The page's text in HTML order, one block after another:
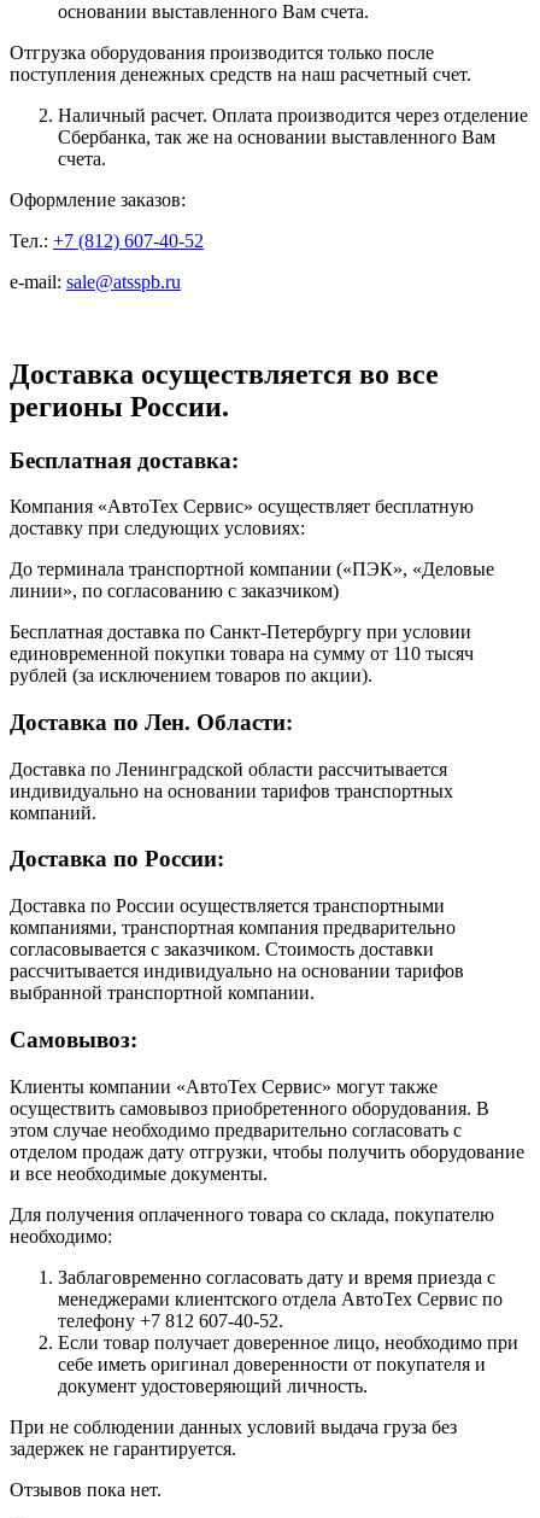
основании выставленного Вам счета.
Отгрузка оборудования производится только после
поступления денежных средств на наш расчетный счет.
Наличный расчет. Оплата производится через отделение
Сбербанка, так же на основании выставленного Вам
счета.
Оформление заказов:
Тел.: +7 (812) 607-40-52
e-mail: sale@atsspb.ru
Доставка осуществляется во все
регионы России.
Бесплатная доставка:
Компания «АвтоТех Сервис» осуществляет бесплатную
доставку при следующих условиях:
До терминала транспортной компании («ПЭК», «Деловые
линии», по согласованию с заказчиком)
Бесплатная доставка по Санкт-Петербургу при условии
единовременной покупки товара на сумму от 110 тысяч
рублей (за исключением товаров по акции).
Доставка по Лен. Области:
Доставка по Ленинградской области рассчитывается
индивидуально на основании тарифов транспортных
компаний.
Доставка по России:
Доставка по России осуществляется транспортными
компаниями, транспортная компания предварительно
согласовывается с заказчиком. Стоимость доставки
рассчитывается индивидуально на основании тарифов
выбранной транспортной компании.
Самовывоз:
Клиенты компании «АвтоТех Сервис» могут также
осуществить самовывоз приобретенного оборудования. В
этом случае необходимо предварительно согласовать с
отделом продаж дату отгрузки, чтобы получить оборудование
и все необходимые документы.
Для получения оплаченного товара со склада, покупателю
необходимо:
Заблаговременно согласовать дату и время приезда с
менеджерами клиентского отдела АвтоТех Сервис по
телефону +7 812 607-40-52.
Если товар получает доверенное лицо, необходимо при
себе иметь оригинал доверенности от покупателя и
документ удостоверяющий личность.
При не соблюдении данных условий выдача груза без
задержек не гарантируется.
Отзывов пока нет.